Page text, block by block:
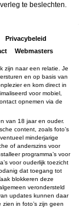
te beslechten.
Privacybeleid
Webmasters
zijn naar een relatie. Je
en op basis van
en kom direct in
voor mobiel,
opnemen via de
van 18 jaar en ouder.
content, zoals foto’s
minderjarige
of anderszins voor
programma’s voor
voor ouderlijk toezicht
dat toegang tot
blokkeren deze
verondersteld
updates kunnen daar
in foto’s zijn geen